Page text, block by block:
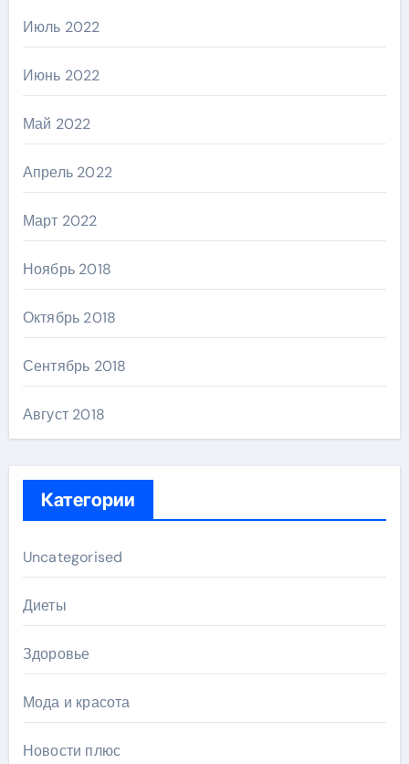
Июль 2022
Июнь 2022
Май 2022
Апрель 2022
Март 2022
Ноябрь 2018
Октябрь 2018
Сентябрь 2018
Август 2018
Категории
Uncategorised
Диеты
Здоровье
Мода и красота
Новости плюс